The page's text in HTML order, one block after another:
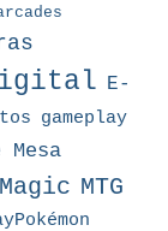
E-
gameplay
Mesa
Magic MTG